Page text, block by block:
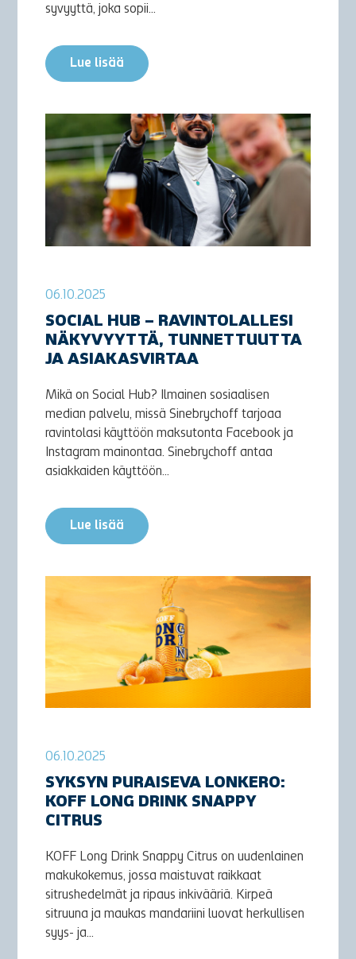
syvyyttä, joka sopii...
Lue lisää
06.10.2025
SOCIAL HUB – RAVINTOLALLESI
NÄKYVYYTTÄ, TUNNETTUUTTA
JA ASIAKASVIRTAA
Mikä on Social Hub? Ilmainen sosiaalisen
median palvelu, missä Sinebrychoff tarjoaa
ravintolasi käyttöön maksutonta Facebook ja
Instagram mainontaa. Sinebrychoff antaa
asiakkaiden käyttöön...
Lue lisää
06.10.2025
SYKSYN PURAISEVA LONKERO:
KOFF LONG DRINK SNAPPY
CITRUS
KOFF Long Drink Snappy Citrus on uudenlainen
makukokemus, jossa maistuvat raikkaat
sitrushedelmät ja ripaus inkivääriä. Kirpeä
sitruuna ja maukas mandariini luovat herkullisen
syys- ja...